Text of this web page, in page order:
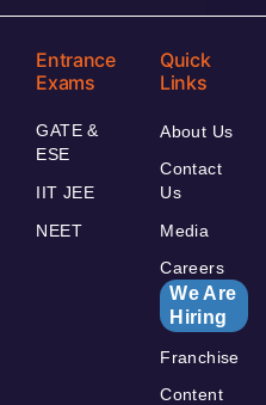
Entrance
Exams
GATE &
ESE
IIT JEE
NEET
Quick
Links
About Us
Contact
Us
Media
Careers
We Are
Hiring
Franchise
Content